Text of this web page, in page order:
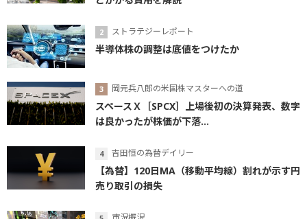
ストラテジーレポート
半導体株の調整は底値をつけたか
岡元兵八郎の米国株マスターへの道
スペースＸ［SPCX］上場後初の決算発表、数字
は良かったが株価が下落...
吉田恒の為替デイリー
【為替】120日MA（移動平均線）割れが示す円
売り取引の損失